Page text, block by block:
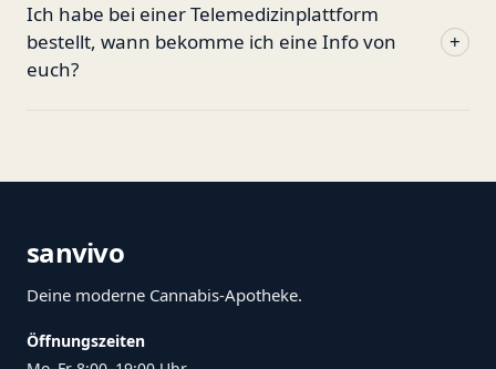
Ich habe bei einer Telemedizinplattform
bestellt, wann bekomme ich eine Info von
euch?
+
sanvivo
Deine moderne Cannabis-Apotheke.
Öffnungszeiten